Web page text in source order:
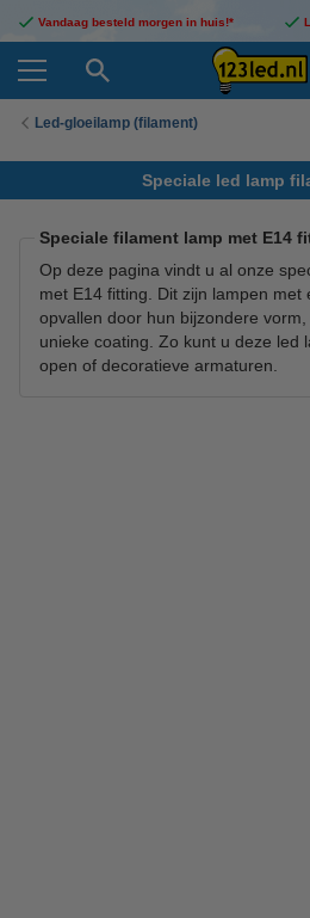
Vandaag besteld morgen in huis!*
Led-gloeilamp (filament)
Speciale led lamp
Speciale filament lamp met E14
Op deze pagina vindt u al onze
met E14 fitting. Dit zijn lampen met
opvallen door hun bijzondere
unieke coating. Zo kunt u deze led
open of decoratieve armaturen.